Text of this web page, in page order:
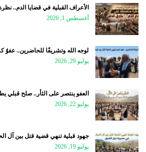
الأعراف القبلية في قضايا الدم..
أغسطس 1, 2026
لوجه الله وتشريفًا للحاضرين..
يوليو 29, 2026
العفو ينتصر على الثأر.. صلح
يوليو 22, 2026
جهود قبلية تنهي قضية قتل بين آل
يوليو 19, 2026